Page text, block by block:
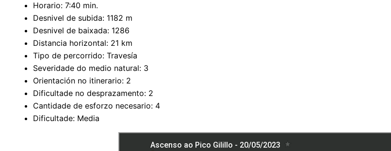
Horario: 7:40 min.
Desnivel de subida: 1182 m
Desnivel de baixada: 1286
Distancia horizontal: 21 km
Tipo de percorrido: Travesía
Severidade do medio natural: 3
Orientación no itinerario: 2
Dificultade no desprazamento: 2
Cantidade de esforzo necesario: 4
Dificultade: Media